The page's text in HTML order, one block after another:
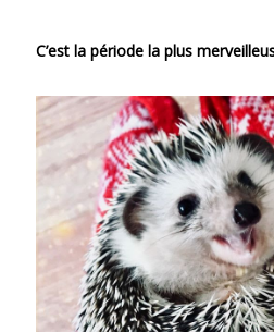
C’est la période la plus